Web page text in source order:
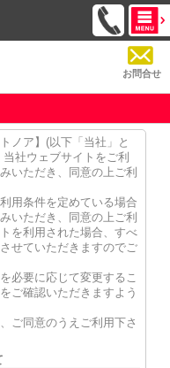
お問合せ
ノア】(以下「当社」と
社ウェブサイトをご利
いただき、同意の上ご利
用条件を定めている場合
いただき、同意の上ご利
を利用された場合、すべ
せていただきますのでご
必要に応じて変更するこ
ご確認いただきますよう
ご同意のうえご利用下さ